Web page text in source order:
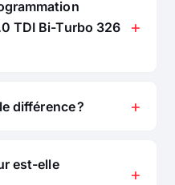
TDI Bi-Turbo 326
différence ?
est-elle